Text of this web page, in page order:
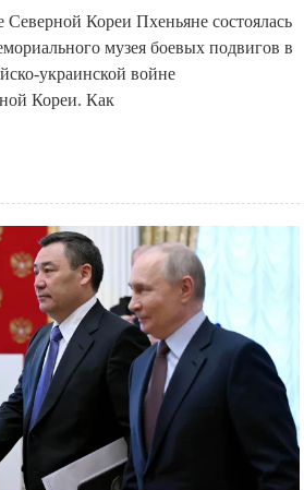
Северной Кореи Пхеньяне состоялась
музея боевых подвигов в
украинской войне
Кореи. Как